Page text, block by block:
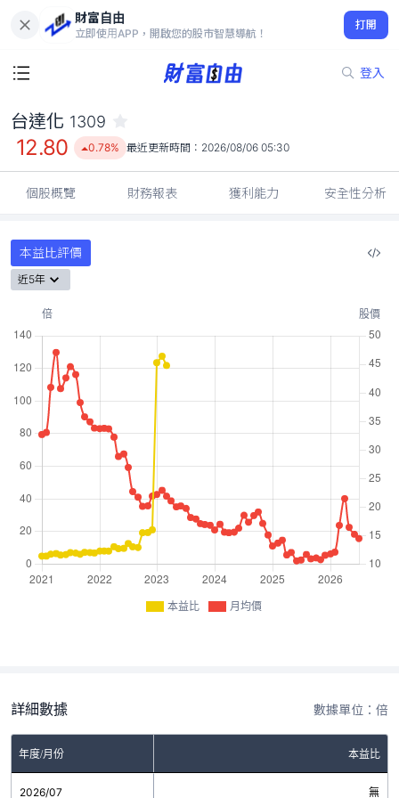
財富自由
立即使用APP，開啟您的股市智慧導航！
打開
登入
12.80
0.78%
台達化 1309
12.80 0.78% 最近更新時間： 2026/08/06 05:30
個股概覽 財務報表 獲利能力 安全性分析
本益比評價
近5年
本益比 月均價
詳細數據 數據單位：倍
年度/月份 本益比
2026/07 無